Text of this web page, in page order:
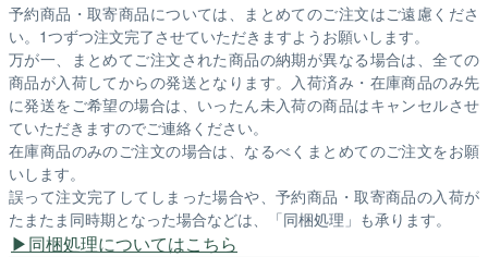
予約商品・取寄商品については、まとめてのご注文はご遠慮くださ
い。1つずつ注文完了させていただきますようお願いします。
万が一、まとめてご注文された商品の納期が異なる場合は、全ての
商品が入荷してからの発送となります。入荷済み・在庫商品のみ先
に発送をご希望の場合は、いったん未入荷の商品はキャンセルさせ
ていただきますのでご連絡ください。
在庫商品のみのご注文の場合は、なるべくまとめてのご注文をお願
いします。
誤って注文完了してしまった場合や、予約商品・取寄商品の入荷が
たまたま同時期となった場合などは、「同梱処理」も承ります。
同梱処理についてはこちら